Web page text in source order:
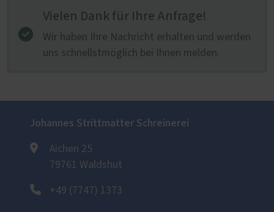
Vielen Dank für Ihre Anfrage!
Wir haben Ihre Nachricht erhalten und werden
uns schnellstmöglich bei Ihnen melden.
Johannes Strittmatter Schreinerei
Aichen 25
79761 Waldshut
+49 (7747) 1373